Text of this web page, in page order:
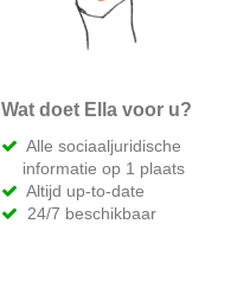
Wat doet Ella voor u?
Alle sociaaljuridische
informatie op 1 plaats
Altijd up-to-date
24/7 beschikbaar